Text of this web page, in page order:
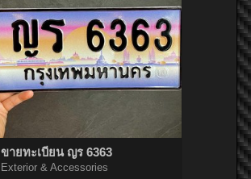
ขายทะเบียน ญร 6363
Exterior & Accessories